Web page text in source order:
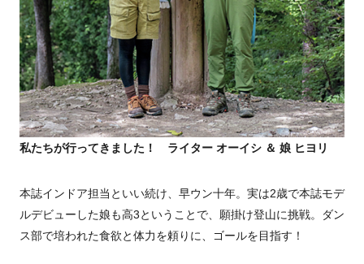
私たちが行ってきました！ ライター オーイシ ＆ 娘 ヒヨリ
本誌インドア担当といい続け、早ウン十年。実は2歳で本誌モデ
ルデビューした娘も高3ということで、願掛け登山に挑戦。ダン
ス部で培われた食欲と体力を頼りに、ゴールを目指す！